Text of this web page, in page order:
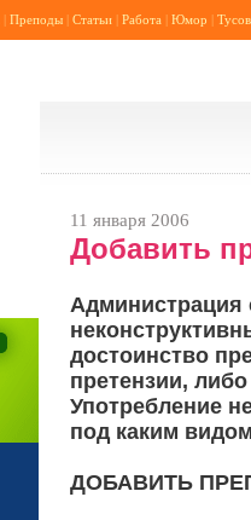
| Преподы | Статьи | Работа | Юмор |
11 января 2006
Добавить
Администрация
достоинство
претензии,
Употребление
под каким
ДОБАВИТЬ